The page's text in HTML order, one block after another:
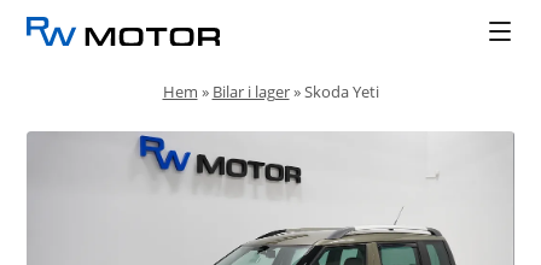
Hem » Bilar i lager»Skoda Yeti